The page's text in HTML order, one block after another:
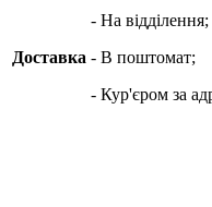
Доставка
- На відділення;
- В поштомат;
- Кур'єром за